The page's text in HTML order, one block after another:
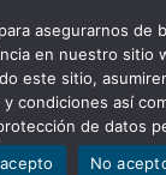
de
asegurarnos de
en nuestro sitio
este sitio,
condiciones así
de datos
No